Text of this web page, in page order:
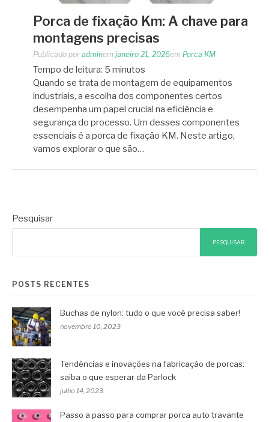
Porca de fixação Km: A chave para
montagens precisas
Publicado por adminem janeiro 21, 2026em Porca KM
Tempo de leitura: 5 minutos
Quando se trata de montagem de equipamentos
industriais, a escolha dos componentes certos
desempenha um papel crucial na eficiência e
segurança do processo. Um desses componentes
essenciais é a porca de fixação KM. Neste artigo,
vamos explorar o que são…
Pesquisar
PESQUISAR
POSTS RECENTES
Buchas de nylon: tudo o que você precisa saber!
novembro 10, 2023
Tendências e inovações na fabricação de porcas:
saiba o que esperar da Parlock
julho 14, 2023
Passo a passo para comprar porca auto travante